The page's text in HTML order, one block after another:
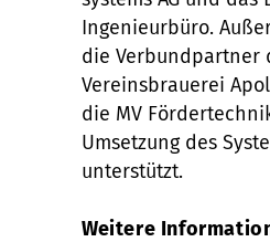
Ingenieurbüro.
die Verbundpartner
Vereinsbrauerei
die MV
Umsetzung des
unterstützt.
Weitere